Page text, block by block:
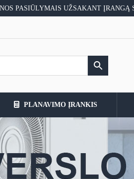
PASIŪLYMAIS UŽSAKANT ĮRANGĄ
PLANAVIMO ĮRANKIS